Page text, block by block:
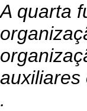
A quarta
auxiliares
.